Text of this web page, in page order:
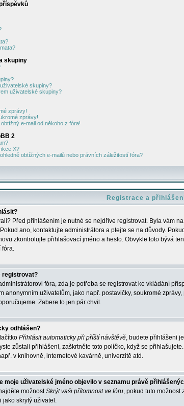
skupiny
skupiny?
uživatelské skupiny?
zprávy!
zprávy!
e-mail od někoho z fóra!
2
X?
obtížných e-mailů nebo právních záležitostí fóra?
Registrace a
Před přihlášením je nutné se nejdříve registrovat. Byla vám
ano, kontaktujte administrátora a ptejte se na důvody.
zkontrolujte přihlašovací jméno a heslo. Obvykle toto bývá
fóra.
registrovat?
fóra, zda je potřeba se registrovat ke vkládání
anonymním uživatelům, jako např. postavičky, soukromé
Zabere to jen pár chvil.
odhlášen?
Přihlásit automaticky při příští návštěvě, budete přihlášeni
zůstali přihlášeni, zaškrtněte toto políčko, když se
v knihovně, internetové kavárně, univerzitě atd.
moje uživatelské jméno objevilo v seznamu právě
možnostSkrýt vaši přítomnost ve fóru, pokud tuto možnost
jako skrytý uživatel.